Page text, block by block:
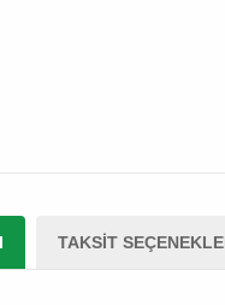
TAKSIT